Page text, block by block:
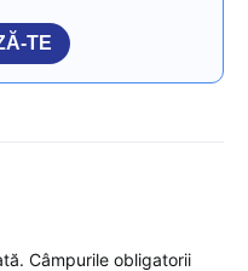
TE
Câmpurile obligatorii